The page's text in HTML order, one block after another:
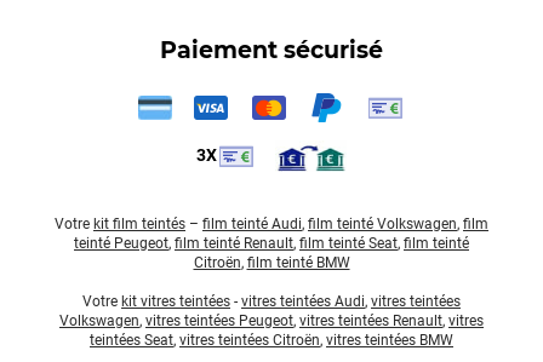
Paiement sécurisé
3X
Votre kit film teintés – film teinté Audi, film teinté Volkswagen, film
teinté Peugeot, film teinté Renault, film teinté Seat, film teinté
Citroën, film teinté BMW
Votre kit vitres teintées - vitres teintées Audi, vitres teintées
Volkswagen, vitres teintées Peugeot, vitres teintées Renault, vitres
teintées Seat, vitres teintées Citroën, vitres teintées BMW